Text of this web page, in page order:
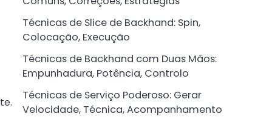
Técnicas de Slice de Backhand: Spin,
Colocação, Execução
Técnicas de Backhand com Duas Mãos:
Empunhadura, Potência, Controlo
Técnicas de Serviço Poderoso: Gerar
Velocidade, Técnica, Acompanhamento